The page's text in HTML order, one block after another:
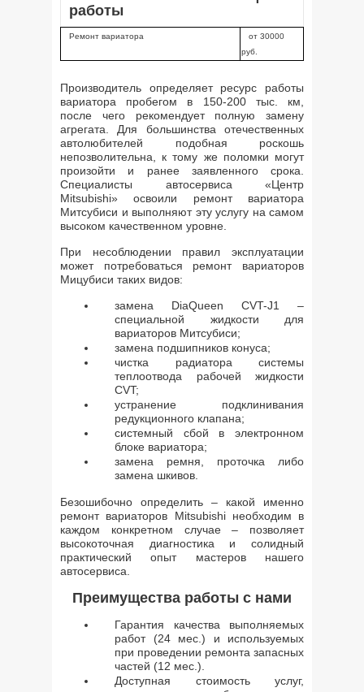
работы
Ремонт вариатора
от 30000
руб.
Производитель определяет ресурс работы
вариатора пробегом в 150-200 тыс. км,
после чего рекомендует полную замену
агрегата. Для большинства отечественных
автолюбителей подобная роскошь
непозволительна, к тому же поломки могут
произойти и ранее заявленного срока.
Специалисты автосервиса «Центр
Mitsubishi» освоили ремонт вариатора
Митсубиси и выполняют эту услугу на самом
высоком качественном уровне.
При несоблюдении правил эксплуатации
может потребоваться ремонт вариаторов
Мицубиси таких видов:
замена DiaQueen CVT-J1 –
специальной жидкости для
вариаторов Митсубиси;
замена подшипников конуса;
чистка радиатора системы
теплоотвода рабочей жидкости
CVT;
устранение подклинивания
редукционного клапана;
системный сбой в электронном
блоке вариатора;
замена ремня, проточка либо
замена шкивов.
Безошибочно определить – какой именно
ремонт вариаторов Mitsubishi необходим в
каждом конкретном случае – позволяет
высокоточная диагностика и солидный
практический опыт мастеров нашего
автосервиса.
Преимущества работы с нами
Гарантия качества выполняемых
работ (24 мес.) и используемых
при проведении ремонта запасных
частей (12 мес.).
Доступная стоимость услуг,